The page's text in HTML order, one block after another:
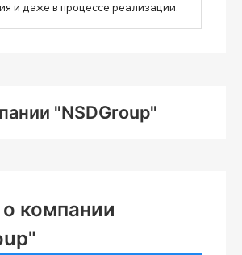
и даже в процессе реализации.
"NSDGroup"
компании